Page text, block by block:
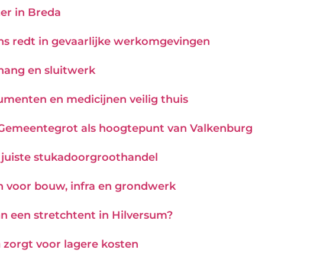
in Breda
redt in gevaarlijke werkomgevingen
en sluitwerk
en medicijnen veilig thuis
als hoogtepunt van Valkenburg
stukadoorgroothandel
voor bouw, infra en grondwerk
een stretchtent in Hilversum?
voor lagere kosten